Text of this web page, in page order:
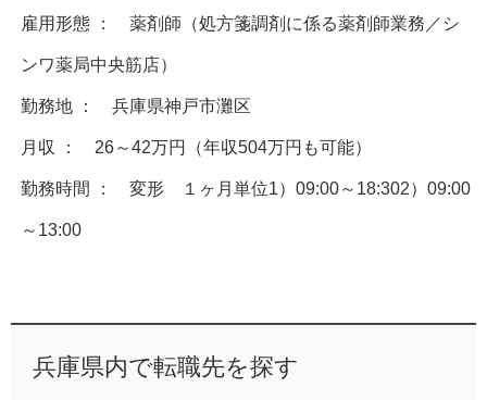
雇用形態 ： 薬剤師（処方箋調剤に係る薬剤師業務／シ
ンワ薬局中央筋店）
勤務地 ： 兵庫県神戸市灘区
月収 ： 26～42万円（年収504万円も可能）
勤務時間 ： 変形 １ヶ月単位1）09:00～18:302）09:00
～13:00
兵庫県内で転職先を探す